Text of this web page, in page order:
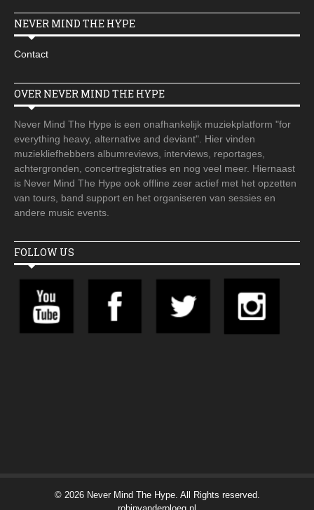
NEVER MIND THE HYPE
Contact
OVER NEVER MIND THE HYPE
Never Mind The Hype is een onafhankelijk muziekplatform "for
everything heavy, alternative and deviant". Hier vinden
muziekliefhebbers albumreviews, interviews, reportages,
achtergronden, concertregistraties en nog veel meer. Hiernaast
is Never Mind The Hype ook offline zeer actief met het opzetten
van tours, band support en het organiseren van sessies en
andere music events.
FOLLOW US
© 2026 Never Mind The Hype. All Rights reserved.